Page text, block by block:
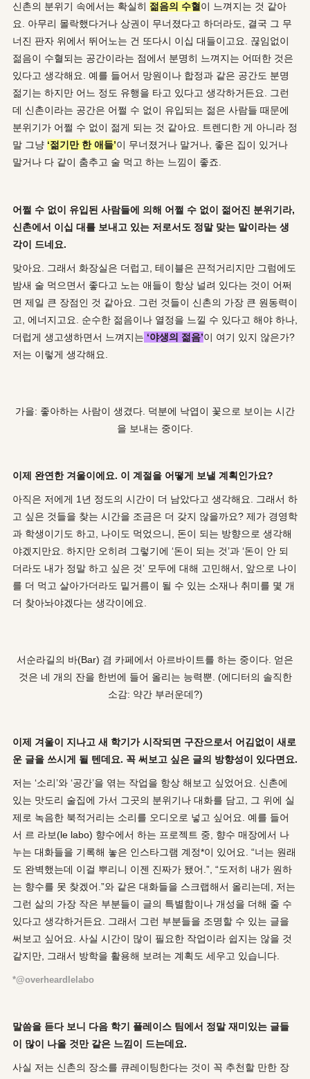
신촌의 분위기 속에서는 확실히 젊음의 수혈이 느껴지는 것 같아
요. 아무리 몰락했다거나 상권이 무너졌다고 하더라도, 결국 그 무
너진 판자 위에서 뛰어노는 건 또다시 이십 대들이고요. 끊임없이
젊음이 수혈되는 공간이라는 점에서 분명히 느껴지는 어떠한 것은
있다고 생각해요. 예를 들어서 망원이나 합정과 같은 공간도 분명
젊기는 하지만 어느 정도 유행을 타고 있다고 생각하거든요. 그런
데 신촌이라는 공간은 어쩔 수 없이 유입되는 젊은 사람들 때문에
분위기가 어쩔 수 없이 젊게 되는 것 같아요. 트렌디한 게 아니라 정
말 그냥 ‘젊기만 한 애들’이 무너졌거나 말거나, 좋은 집이 있거나
말거나 다 같이 춤추고 술 먹고 하는 느낌이 좋죠.
어쩔 수 없이 유입된 사람들에 의해 어쩔 수 없이 젊어진 분위기라,
신촌에서 이십 대를 보내고 있는 저로서도 정말 맞는 말이라는 생
각이 드네요.
맞아요. 그래서 화장실은 더럽고, 테이블은 끈적거리지만 그럼에도
밤새 술 먹으면서 좋다고 노는 애들이 항상 널려 있다는 것이 어쩌
면 제일 큰 장점인 것 같아요. 그런 것들이 신촌의 가장 큰 원동력이
고, 에너지고요. 순수한 젊음이나 열정을 느낄 수 있다고 해야 하나,
더럽게 생고생하면서 느껴지는 ‘야생의 젊음’이 여기 있지 않은가?
저는 이렇게 생각해요.
가을: 좋아하는 사람이 생겼다. 덕분에 낙엽이 꽃으로 보이는 시간
을 보내는 중이다.
이제 완연한 겨울이에요. 이 계절을 어떻게 보낼 계획인가요?
아직은 저에게 1년 정도의 시간이 더 남았다고 생각해요. 그래서 하
고 싶은 것들을 찾는 시간을 조금은 더 갖지 않을까요? 제가 경영학
과 학생이기도 하고, 나이도 먹었으니, 돈이 되는 방향으로 생각해
야겠지만요. 하지만 오히려 그렇기에 ‘돈이 되는 것’과 ‘돈이 안 되
더라도 내가 정말 하고 싶은 것’ 모두에 대해 고민해서, 앞으로 나이
를 더 먹고 살아가더라도 밑거름이 될 수 있는 소재나 취미를 몇 개
더 찾아놔야겠다는 생각이에요.
서순라길의 바(Bar) 겸 카페에서 아르바이트를 하는 중이다. 얻은
것은 네 개의 잔을 한번에 들어 올리는 능력뿐. (에디터의 솔직한
소감: 약간 부러운데?)
이제 겨울이 지나고 새 학기가 시작되면 구잔으로서 어김없이 새로
운 글을 쓰시게 될 텐데요. 꼭 써보고 싶은 글의 방향성이 있다면요.
저는 ‘소리’와 ‘공간’을 엮는 작업을 항상 해보고 싶었어요. 신촌에
있는 맛도리 술집에 가서 그곳의 분위기나 대화를 담고, 그 위에 실
제로 녹음한 북적거리는 소리를 오디오로 넣고 싶어요. 예를 들어
서 르 라보(le labo) 향수에서 하는 프로젝트 중, 향수 매장에서 나
누는 대화들을 기록해 놓은 인스타그램 계정*이 있어요. “너는 원래
도 완벽했는데 이걸 뿌리니 이젠 진짜가 됐어.”, “도저히 내가 원하
는 향수를 못 찾겠어.”와 같은 대화들을 스크랩해서 올리는데, 저는
그런 삶의 가장 작은 부분들이 글의 특별함이나 개성을 더해 줄 수
있다고 생각하거든요. 그래서 그런 부분들을 조명할 수 있는 글을
써보고 싶어요. 사실 시간이 많이 필요한 작업이라 쉽지는 않을 것
같지만, 그래서 방학을 활용해 보려는 계획도 세우고 있습니다.
*@overheardlelabo
말씀을 듣다 보니 다음 학기 플레이스 팀에서 정말 재미있는 글들
이 많이 나올 것만 같은 느낌이 드는데요.
사실 저는 신촌의 장소를 큐레이팅한다는 것이 꼭 추천할 만한 장